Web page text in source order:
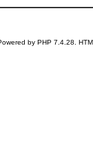
by PHP 7.4.28.